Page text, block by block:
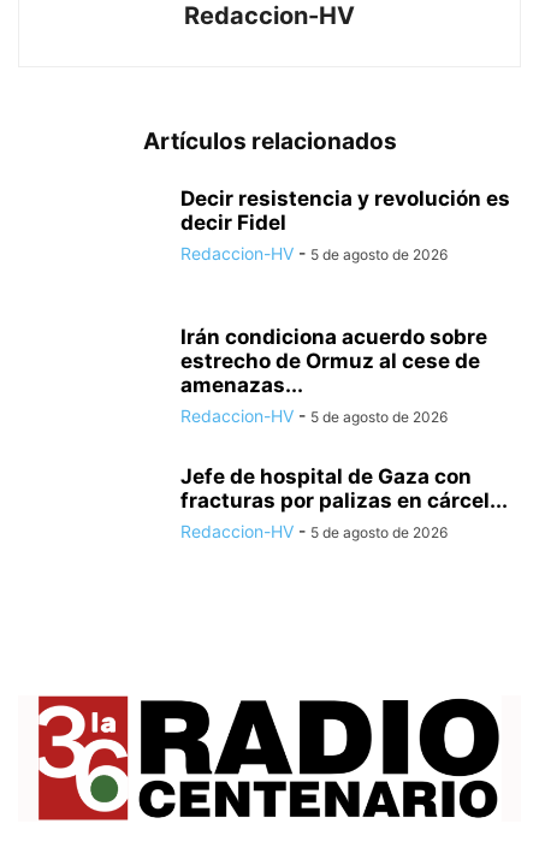
Redaccion-HV
Artículos relacionados
Decir resistencia y revolución es
decir Fidel
Redaccion-HV - 5 de agosto de 2026
Irán condiciona acuerdo sobre
estrecho de Ormuz al cese de
amenazas...
Redaccion-HV - 5 de agosto de 2026
Jefe de hospital de Gaza con
fracturas por palizas en cárcel...
Redaccion-HV - 5 de agosto de 2026